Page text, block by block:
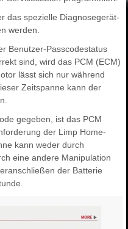
das spezielle Diagnosegerät-
werden.
Benutzer-Passcodestatus
sind, wird das PCM (ECM)
lässt sich nur während
Zeitspanne kann der
gegeben, ist das PCM
der Limp Home-
kann weder durch
eine andere Manipulation
der Batterie